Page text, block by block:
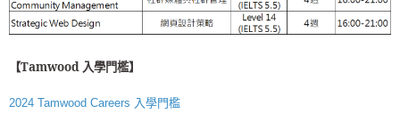
【Tamwood 入學門檻】
2024 Tamwood Careers 入學門檻